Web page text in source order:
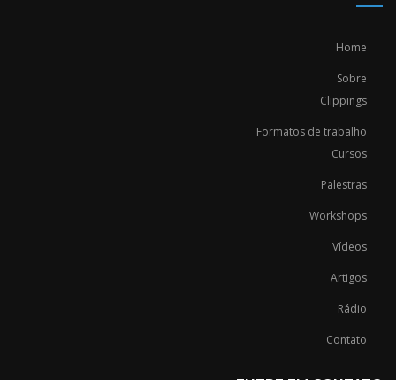
Home
Sobre
Clippings
Formatos de trabalho
Cursos
Palestras
Workshops
Vídeos
Artigos
Rádio
Contato